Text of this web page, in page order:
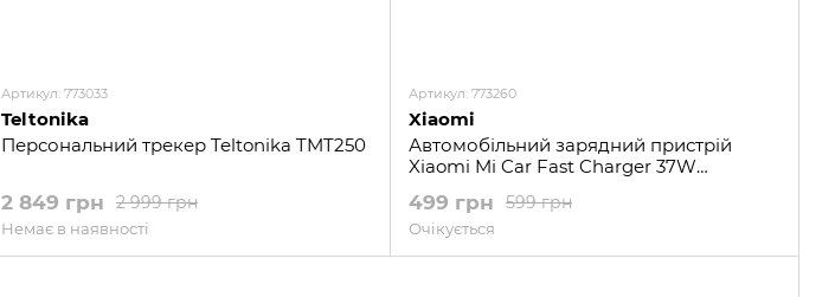
Артикул: 773033
Teltonika
Персональний трекер Teltonika TMT250
2 999 грн
2 849 грн
Немає в наявності
Артикул: 773260
Xiaomi
Автомобільний зарядний пристрій
Xiaomi Mi Car Fast Charger 37W
599 грн
499 грн
Очікується